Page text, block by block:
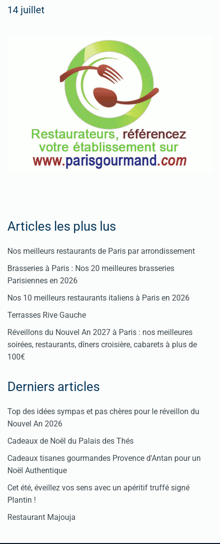
14 juillet
Articles les plus lus
Nos meilleurs restaurants de Paris par arrondissement
Brasseries à Paris : Nos 20 meilleures brasseries
Parisiennes en 2026
Nos 10 meilleurs restaurants italiens à Paris en 2026
Terrasses Rive Gauche
Réveillons du Nouvel An 2027 à Paris : nos meilleures
soirées, restaurants, dîners croisière, cabarets à plus de
100€
Derniers articles
Top des idées sympas et pas chères pour le réveillon du
Nouvel An 2026
Cadeaux de Noël du Palais des Thés
Cadeaux tisanes gourmandes Provence d'Antan pour un
Noël Authentique
Cet été, éveillez vos sens avec un apéritif truffé signé
Plantin !
Restaurant Majouja